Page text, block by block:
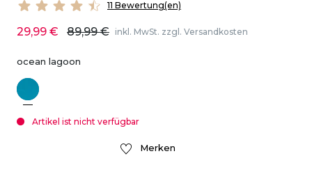
11 Bewertung(en)
29,99 € 89,99 € inkl. MwSt. zzgl. Versandkosten
ocean lagoon
Artikel ist nicht verfügbar
Merken